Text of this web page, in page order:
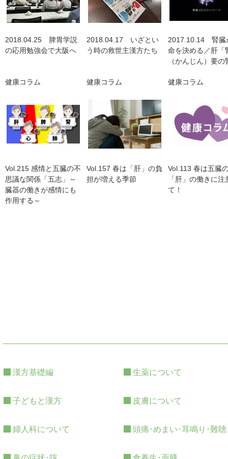
2018.04.25 脾胃学説
の応用勉強会で大阪へ
2018.04.17 いざとい
う時の救世主漢方たち
2017.10.14 腎臓
命を決める／肝「
（かんじん）要の
健康コラム
Vol.215 感情と五臓の不
思議な関係「五志」～
臓器の働きが感情にも
作用する～
健康コラム
Vol.157 春は「肝」の負
担が増える季節
健康コラム
Vol.113 春は五臓
「肝」の働きに注
て！
漢方基礎編 生薬について
子どもと漢方 皮膚について
婦人科について 頭痛･めまい･耳鳴り･難聴